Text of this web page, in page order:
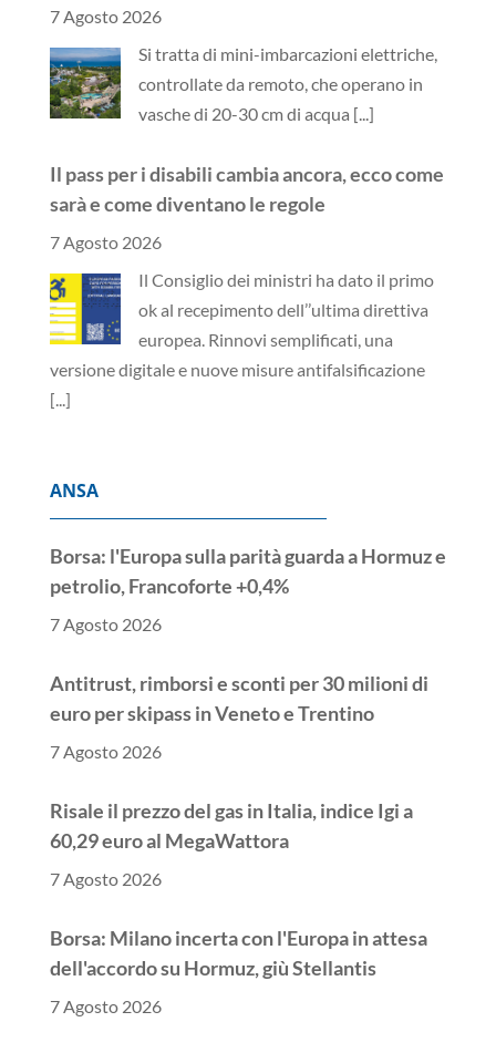
7 Agosto 2026
Si tratta di mini-imbarcazioni elettriche,
controllate da remoto, che operano in
vasche di 20-30 cm di acqua [...]
Il pass per i disabili cambia ancora, ecco come
sarà e come diventano le regole
7 Agosto 2026
Il Consiglio dei ministri ha dato il primo
ok al recepimento dell’’ultima direttiva
europea. Rinnovi semplificati, una
versione digitale e nuove misure antifalsificazione
[...]
ANSA
Borsa: l'Europa sulla parità guarda a Hormuz e
petrolio, Francoforte +0,4%
7 Agosto 2026
Antitrust, rimborsi e sconti per 30 milioni di
euro per skipass in Veneto e Trentino
7 Agosto 2026
Risale il prezzo del gas in Italia, indice Igi a
60,29 euro al MegaWattora
7 Agosto 2026
Borsa: Milano incerta con l'Europa in attesa
dell'accordo su Hormuz, giù Stellantis
7 Agosto 2026